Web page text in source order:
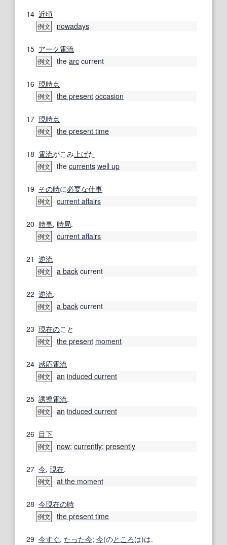
14 近頃
例文 nowadays
15 アーク電流
例文 the arc current
16 現時点
例文 the present occasion
17 現時点
例文 the present time
18 電流がこみ 上げた
例文 the currents well up
19 その時に必要な仕事
例文 current affairs
20 時事, 時局.
例文 current affairs
21 逆流
例文 a back current
22 逆流.
例文 a back current
23 現在のこと
例文 the present moment
24 感応電流
例文 an induced current
25 誘導電流.
例文 an induced current
26 目下
例文 now; currently; presently
27 今, 現在.
例文 at the moment
28 今現在の時
例文 the present time
29 今すぐ, たった今; 今(のところは)は.